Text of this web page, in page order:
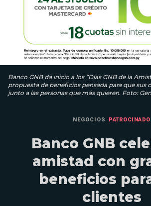
Banco GNB da inicio a los “Días GNB de la
propuesta de beneficios pensada para que sus
junto a las personas que más quieren. Foto:
NEGOCIOS PATROCINADO
Banco GNB
amistad con
beneficios
clientes